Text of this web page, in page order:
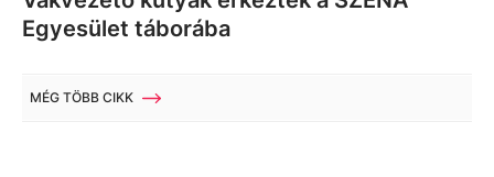
Egyesület táborába
MÉG TÖBB CIKK